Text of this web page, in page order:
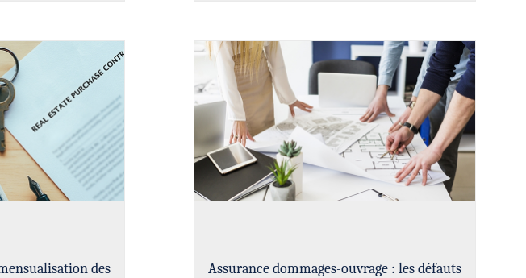
des
Assurance dommages-ouvrage : les défauts